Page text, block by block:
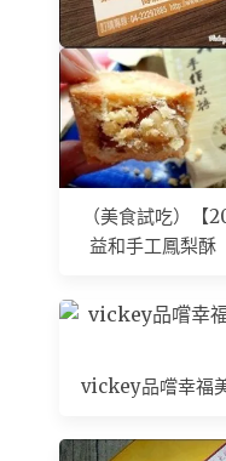
（美食試吃）【
益和手工鳳梨酥
vickey品嚐幸福